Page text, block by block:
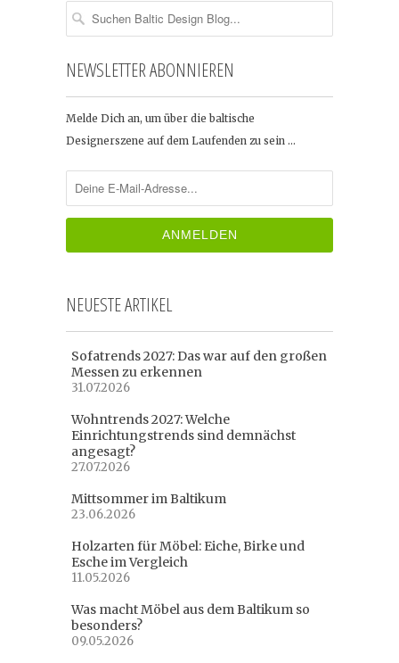
NEWSLETTER ABONNIEREN
Melde Dich an, um über die baltische
Designerszene auf dem Laufenden zu sein …
NEUESTE ARTIKEL
Sofatrends 2027: Das war auf den großen
Messen zu erkennen
31.07.2026
Wohntrends 2027: Welche
Einrichtungstrends sind demnächst
angesagt?
27.07.2026
Mittsommer im Baltikum
23.06.2026
Holzarten für Möbel: Eiche, Birke und
Esche im Vergleich
11.05.2026
Was macht Möbel aus dem Baltikum so
besonders?
09.05.2026